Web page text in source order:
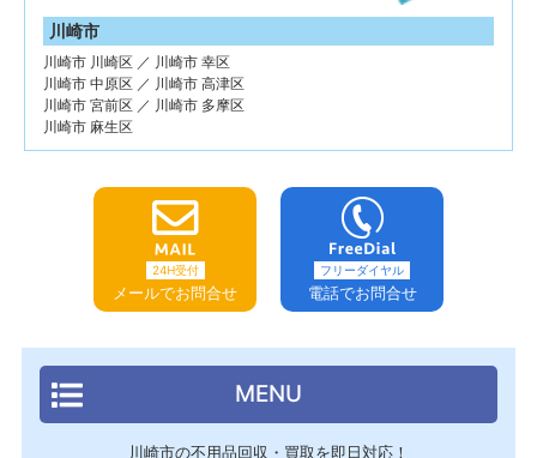
川崎市
川崎市 川崎区 ／ 川崎市 幸区
川崎市 中原区 ／ 川崎市 高津区
川崎市 宮前区 ／ 川崎市 多摩区
川崎市 麻生区
24H受付
メールでお問合せ
フリーダイヤル
電話でお問合せ
MENU
川崎市の不用品回収・買取を即日対応！